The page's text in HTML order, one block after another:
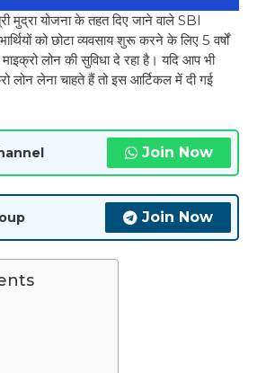
मुद्रा योजना के तहत दिए जाने वाले SBI
को छोटा व्यवसाय शुरू करने के लिए 5 वर्षों
लोन की सुविधा दे रहा है। यदि आप भी
लोन लेना चाहते हैं तो इस आर्टिकल में दी गई
Join Now
Join Now